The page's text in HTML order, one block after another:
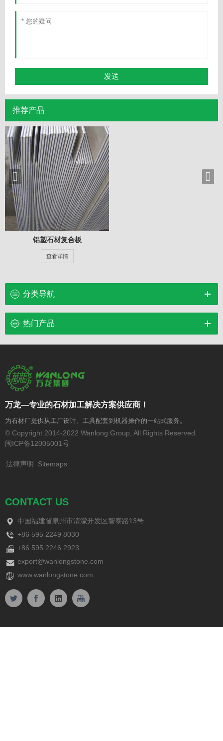
推荐产品
铝塑石材复合板
查看详情
分类导航
热门产品
万龙—专业的石材加工解决方案供应商！
为石材厂提供从工厂设计、工具配套到机器操作的一站式服务。
© Copyright 2014-2022 Wanlong Group, All Rights Reserved.
闽ICP备12005001号
法律声明 Sitemaps
CONTACT US
中国福建省泉州市清濛开发区智泰路13号
+86 595 2249 8030
+86 595 2246 2923
export@wanlongstone.com
www.wanlongstone.com